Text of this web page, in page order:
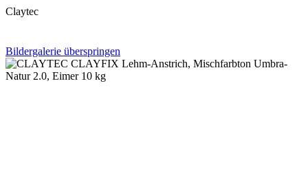
Claytec
Bildergalerie überspringen